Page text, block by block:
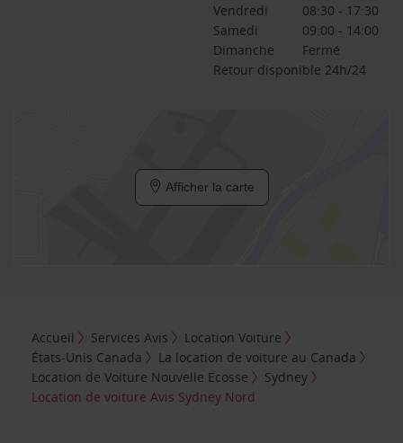
Vendredi
08:30 - 17:30
Samedi
09:00 - 14:00
Dimanche
Fermé
Retour disponible 24h/24
Afficher la carte
Accueil Services Avis
Location Voiture
États-Unis Canada
La location de voiture au Canada
Location de Voiture Nouvelle Ecosse
Sydney
Location de voiture Avis Sydney Nord